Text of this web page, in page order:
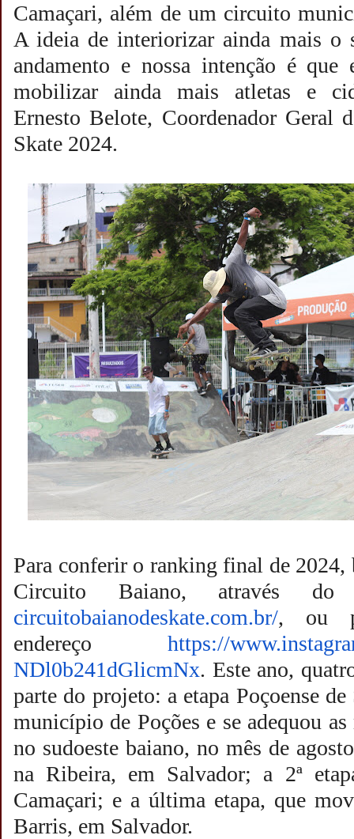
Camaçari, além de um circuito
A ideia de interiorizar ainda mais o
andamento e nossa intenção é que
mobilizar ainda mais atletas e
Ernesto Belote, Coordenador Geral
Skate 2024.
Para conferir o ranking final de 2024,
Circuito Baiano, através
circuitobaianodeskate.com.br/, ou
endereço https://www.
NDl0b241dGlicmNx. Este ano,
parte do projeto: a etapa Poçoense
município de Poções e se adequou
no sudoeste baiano, no mês de
na Ribeira, em Salvador; a 2ª
Camaçari; e a última etapa, que
Barris, em Salvador.